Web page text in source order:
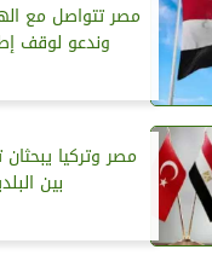
مصر تتواصل مع
وندعو لوقف
مصر وتركيا يبحثان
بين